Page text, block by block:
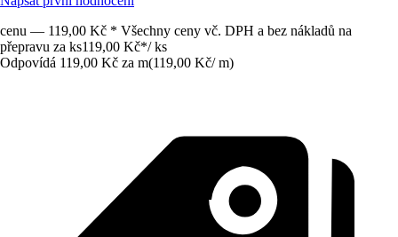
cenu — 119,00 Kč * Všechny ceny vč. DPH a bez nákladů na
přepravu za ks119,00 Kč*/ ks
Odpovídá 119,00 Kč za m(119,00 Kč/ m)